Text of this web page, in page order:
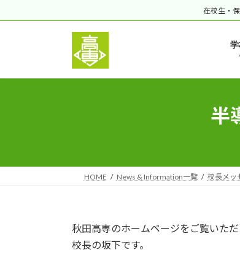
ン
へ
ビ
ョ
在校生・
半
HOME News & Information一覧 校長メッ
秋田高専のホームページをご覧いただ
校長の坂下です。